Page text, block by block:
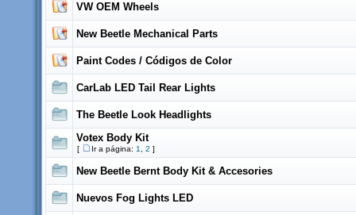
VW OEM Wheels
New Beetle Mechanical Parts
Paint Codes / Códigos de Color
CarLab LED Tail Rear Lights
The Beetle Look Headlights
Votex Body Kit
[ Ir a página: 1 2 ]
New Beetle Bernt Body Kit & Accesories
Nuevos Fog Lights LED